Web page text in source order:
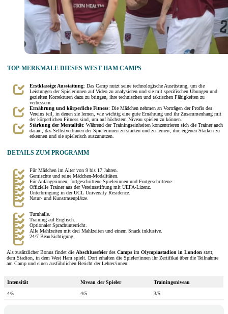
TOP-MERKMALE DIESES WEST HAM CAMPS
Erstklassige Ausstattung: Das Camp nutzt seine technologische Ausrüstung, um die
Leistungen der Spielerinnen auf Video zu analysieren und sie mit spezifischen Übungen und
gezielten Korrekturen dazu zu bringen, ihre technischen und taktischen Fähigkeiten zu
verbessern.
Ernährung und körperliche Fitness: Die Mädchen nehmen an Vorträgen der Profis des
Vereins teil, in denen sie lernen, wie wichtig eine gute Ernährung und ihr Zusammenhang mit
der körperlichen Fitness sind, um auf höchstem Niveau spielen zu können.
Stärkung der Mentalität: Während der Trainingseinheiten konzentrieren sich die Trainer auch
darauf, das Selbstvertrauen der Spielerinnen zu stärken und zu lernen, ihre eigenen Stärken zu
erkennen und sie spielerisch auszunutzen.
DETAILS ZUM PROGRAMM
Für Mädchen im Alter von 9 bis 17 Jahren.
Gemischte und reine Mädchen-Modalitäten.
Für Anfängerinnen, fortgeschrittene Spielerinnen und Fortgeschrittene.
Offizielle Trainer aus der Vereinsstiftung mit UEFA-Lizenz.
Unterbringung in der UCL University Residence.
Natur- und Kunstrasenplätze.
Turnhalle.
Training auf Englisch.
Optionaler Sprachunterricht.
Alle Mahlzeiten mit drei Mahlzeiten und einem Snack inklusive.
24/7 Beaufsichtigung.
Als zusätzlicher Bonus findet die Abschlussfeierdes Camps im Olympiastadion in London statt,
dem Stadion, in dem West Ham spielt. Dort erhalten die Spieler/innen ihr Zertifikat über die Teilnahme
am Camp und einen ausführlichen Bericht der Lehrer/innen.
Intensität Niveau der Spieler
Trainingsniveau
4/5
4/5 3/5